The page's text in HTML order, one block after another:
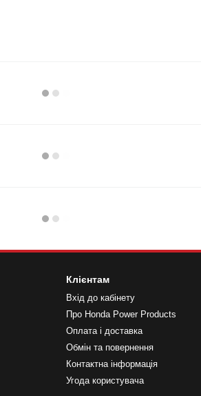
Клієнтам
Вхід до кабінету
Про Honda Power Products
Оплата і доставка
Обмін та повернення
Контактна інформація
Угода користувача